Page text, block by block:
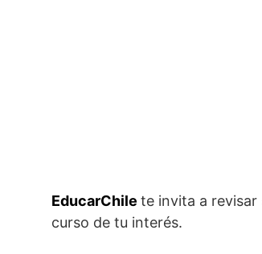
EducarChile te invita a
curso de tu interés.